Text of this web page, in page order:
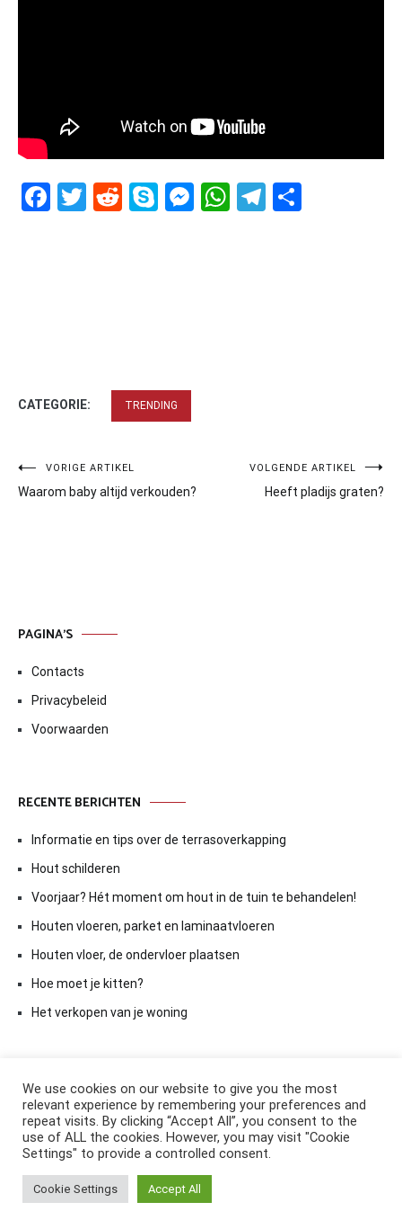
Facebook
Twitter
RedditSkypeMessenger
WhatsApp
Telegram
CATEGORIE: TRENDING
Bericht
navigatie
VORIGE ARTIKEL
Waarom baby altijd verkouden?
VOLGENDE ARTIKEL
Heeft pladijs graten?
PAGINA’S
Contacts
Privacybeleid
Voorwaarden
RECENTE BERICHTEN
Informatie en tips over de terrasoverkapping
Hout schilderen
Voorjaar? Hét moment om hout in de tuin te behandelen!
Houten vloeren, parket en laminaatvloeren
Houten vloer, de ondervloer plaatsen
Hoe moet je kitten?
Het verkopen van je woning
Copyright © 2026ElkAntwoord.com
Cenoteby ThemeGrill. Aangedreven door
We use cookies on our website to give you the most
relevant experience by remembering your preferences and
repeat visits. By clicking “Accept All”, you consent to the
use of ALL the cookies. However, you may visit "Cookie
Settings" to provide a controlled consent.
Cookie Settings Accept All